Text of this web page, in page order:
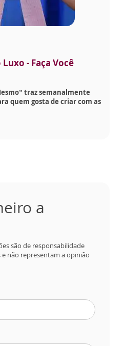
- Faça Você
traz semanalmente
quem gosta de criar com as
a
são de responsabilidade
não representam a opinião